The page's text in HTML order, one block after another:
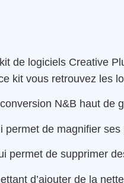
de logiciels Creative
kit vous retrouvez les
N&B haut de
permet de magnifier
permet de supprimer
d’ajouter de la